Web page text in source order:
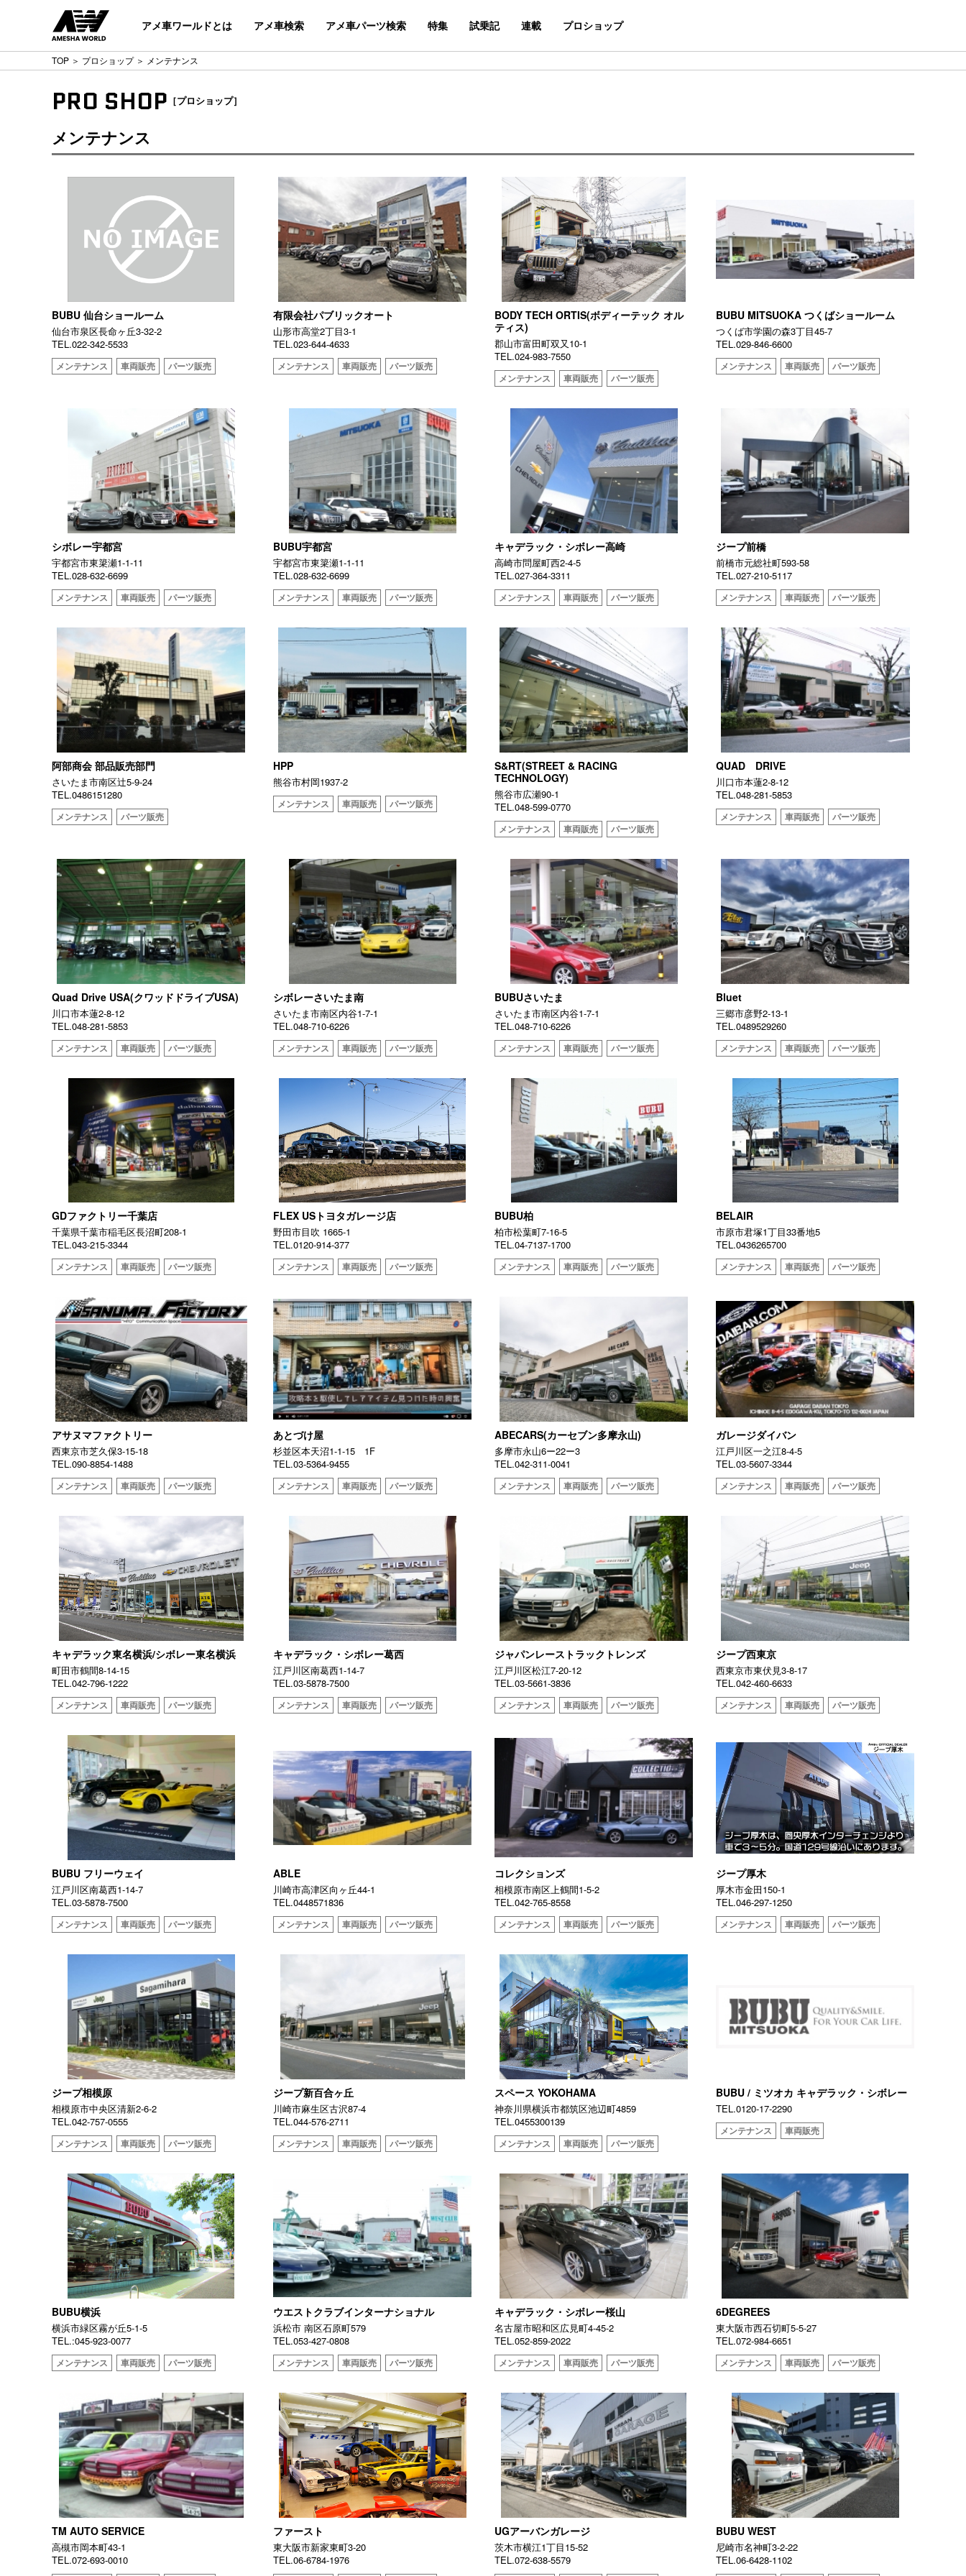
アメ車ワールドとは アメ車検索 アメ車パーツ検索 特集 試乗記 連載 プロショップ
TOP ＞ プロショップ＞ メンテナンス
PRO SHOP ［プロショップ］
メンテナンス
BUBU 仙台ショールーム
仙台市泉区長命ヶ丘3-32-2
TEL.022-342-5533
メンテナンス 車両販売 パーツ販売
有限会社パブリックオート
山形市高堂2丁目3-1
TEL.023-644-4633
メンテナンス 車両販売 パーツ販売
BODY TECH ORTIS(ボディーテック オル
ティス)
郡山市富田町双又10-1
TEL.024-983-7550
メンテナンス 車両販売 パーツ販売
BUBU MITSUOKA つくばショールーム
つくば市学園の森3丁目45-7
TEL.029-846-6600
メンテナンス 車両販売 パーツ販売
シボレー宇都宮
宇都宮市東簗瀬1-1-11
TEL.028-632-6699
メンテナンス 車両販売 パーツ販売
BUBU宇都宮
宇都宮市東簗瀬1-1-11
TEL.028-632-6699
メンテナンス 車両販売 パーツ販売
キャデラック・シボレー高崎
高崎市問屋町西2-4-5
TEL.027-364-3311
メンテナンス 車両販売 パーツ販売
ジープ前橋
前橋市元総社町593-58
TEL.027-210-5117
メンテナンス 車両販売 パーツ販売
阿部商会 部品販売部門
さいたま市南区辻5-9-24
TEL.0486151280
メンテナンス パーツ販売
HPP
熊谷市村岡1937-2
メンテナンス 車両販売 パーツ販売
S&RT(STREET & RACING
TECHNOLOGY)
熊谷市広瀬90-1
TEL.048-599-0770
メンテナンス 車両販売 パーツ販売
QUAD DRIVE
川口市本蓮2-8-12
TEL.048-281-5853
メンテナンス 車両販売 パーツ販売
Quad Drive USA(クワッドドライブUSA)
川口市本蓮2-8-12
TEL.048-281-5853
メンテナンス 車両販売 パーツ販売
シボレーさいたま南
さいたま市南区内谷1-7-1
TEL.048-710-6226
メンテナンス 車両販売 パーツ販売
BUBUさいたま
さいたま市南区内谷1-7-1
TEL.048-710-6226
メンテナンス 車両販売 パーツ販売
Bluet
三郷市彦野2-13-1
TEL.0489529260
メンテナンス 車両販売 パーツ販売
GDファクトリー千葉店
千葉県千葉市稲毛区長沼町208-1
TEL.043-215-3344
メンテナンス 車両販売 パーツ販売
FLEX USトヨタガレージ店
野田市目吹 1665-1
TEL.0120-914-377
メンテナンス 車両販売 パーツ販売
BUBU柏
柏市松葉町7-16-5
TEL.04-7137-1700
メンテナンス 車両販売 パーツ販売
BELAIR
市原市君塚1丁目33番地5
TEL.0436265700
メンテナンス 車両販売 パーツ販売
アサヌマファクトリー
西東京市芝久保3-15-18
TEL.090-8854-1488
メンテナンス 車両販売 パーツ販売
あとづけ屋
杉並区本天沼1-1-15 1F
TEL.03-5364-9455
メンテナンス 車両販売 パーツ販売
ABECARS(カーセブン多摩永山)
多摩市永山6ー22ー3
TEL.042-311-0041
メンテナンス 車両販売 パーツ販売
ガレージダイバン
江戸川区一之江8-4-5
TEL.03-5607-3344
メンテナンス 車両販売 パーツ販売
キャデラック東名横浜/シボレー東名横浜
町田市鶴間8-14-15
TEL.042-796-1222
メンテナンス 車両販売 パーツ販売
キャデラック・シボレー葛西
江戸川区南葛西1-14-7
TEL.03-5878-7500
メンテナンス 車両販売 パーツ販売
ジャパンレーストラックトレンズ
江戸川区松江7-20-12
TEL.03-5661-3836
メンテナンス 車両販売 パーツ販売
ジープ西東京
西東京市東伏見3-8-17
TEL.042-460-6633
メンテナンス 車両販売 パーツ販売
BUBU フリーウェイ
江戸川区南葛西1-14-7
TEL.03-5878-7500
メンテナンス 車両販売 パーツ販売
ABLE
川崎市高津区向ヶ丘44-1
TEL.0448571836
メンテナンス 車両販売 パーツ販売
コレクションズ
相模原市南区上鶴間1-5-2
TEL.042-765-8558
メンテナンス 車両販売 パーツ販売
ジープ厚木
厚⽊市⾦⽥150-1
TEL.046-297-1250
メンテナンス 車両販売 パーツ販売
ジープ相模原
相模原市中央区清新2-6-2
TEL.042-757-0555
メンテナンス 車両販売 パーツ販売
ジープ新百合ヶ丘
川崎市麻生区古沢87-4
TEL.044-576-2711
メンテナンス 車両販売 パーツ販売
スペース YOKOHAMA
神奈川県横浜市都筑区池辺町4859
TEL.0455300139
メンテナンス 車両販売 パーツ販売
BUBU / ミツオカ キャデラック・シボレー
TEL.0120-17-2290
メンテナンス 車両販売
BUBU横浜
横浜市緑区霧が丘5-1-5
TEL.:045-923-0077
メンテナンス 車両販売 パーツ販売
ウエストクラブインターナショナル
浜松市 南区石原町579
TEL.053-427-0808
メンテナンス 車両販売 パーツ販売
キャデラック・シボレー桜山
名古屋市昭和区広見町4-45-2
TEL.052-859-2022
メンテナンス 車両販売 パーツ販売
6DEGREES
東大阪市西石切町5-5-27
TEL.072-984-6651
メンテナンス 車両販売 パーツ販売
TM AUTO SERVICE
高槻市岡本町43-1
TEL.072-693-0010
ファースト
東大阪市新家東町3-20
TEL.06-6784-1976
UGアーバンガレージ
茨木市横江1丁目15-52
TEL.072-638-5579
BUBU WEST
尼崎市名神町3-2-22
TEL.06-6428-1102